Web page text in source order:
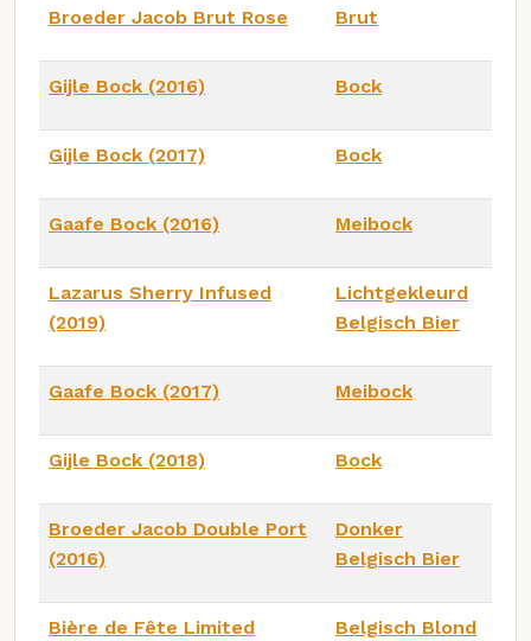
Broeder Jacob Brut Rose Brut
Gijle Bock (2016) Bock
Gijle Bock (2017) Bock
Gaafe Bock (2016) Meibock
Lazarus Sherry Infused
(2019)
Lichtgekleurd
Belgisch Bier
Gaafe Bock (2017) Meibock
Gijle Bock (2018) Bock
Broeder Jacob Double Port
(2016)
Donker
Belgisch Bier
Bière de Fête Limited
Belgisch Blond